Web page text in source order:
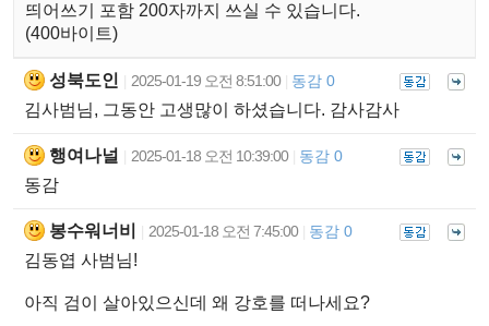
띄어쓰기 포함 200자까지 쓰실 수 있습니다.
(400바이트)
성북도인 2025-01-19 오전 8:51:00 동감 0
김사범님, 그동안 고생많이 하셨습니다. 감사감사
행여나널 2025-01-18 오전 10:39:00 동감 0
동감
봉수워너비 2025-01-18 오전 7:45:00 동감 0
김동엽 사범님!
아직 검이 살아있으신데 왜 강호를 떠나세요?